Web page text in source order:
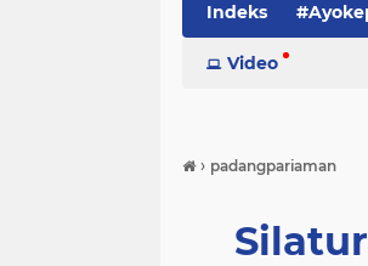
Indeks
Video
› padangpariaman